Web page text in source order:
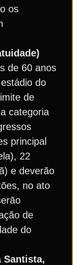
os
de 60 anos
do
de
categoria
principal
22
e deverão
no ato
de
do
Santista,